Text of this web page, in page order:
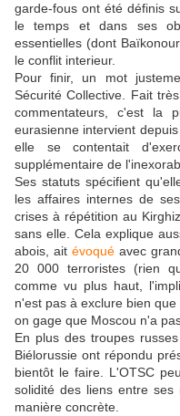
garde-fous ont été définis
le temps et dans ses
essentielles (dont
le conflit interieur.
Pour finir, un mot
Sécurité Collective. Fait
commentateurs, c'est la
eurasienne intervient
elle se contentait
supplémentaire de
Ses statuts spécifient
les affaires internes de
crises à répétition au
sans elle. Cela explique
abois, ait évoqué avec
20 000 terroristes (rien
comme vu plus haut,
n'est pas à exclure bien
on gage que Moscou n'a
En plus des troupes
Biélorussie ont répondu
bientôt le faire. L'OTSC
solidité des liens entre ses
manière concrète.